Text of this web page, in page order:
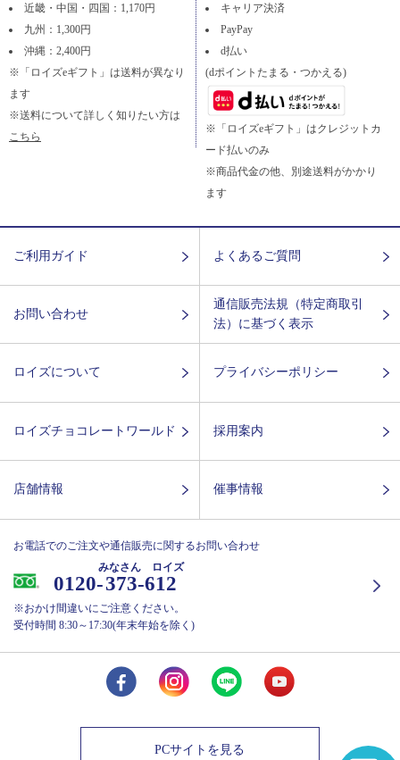
近畿・中国・四国：1,170円
九州：1,300円
沖縄：2,400円
※「ロイズeギフト」は送料が異なり
ます
※送料について詳しく知りたい方は
こちら
キャリア決済
PayPay
d払い
(dポイントたまる・つかえる)
※「ロイズeギフト」はクレジットカ
ード払いのみ
※商品代金の他、別途送料がかかり
ます
ご利用ガイド よくあるご質問
お問い合わせ
通信販売法規（特定商取引
法）に基づく表示
ロイズについて プライバシーポリシー
ロイズチョコレートワールド 採用案内
店舗情報 催事情報
お電話でのご注文や通信販売に関するお問い合わせ
0120-373-612
みなさん ロイズ
※おかけ間違いにご注意ください。
受付時間 8:30～17:30(年末年始を除く)
PCサイトを見る